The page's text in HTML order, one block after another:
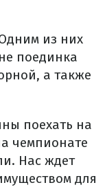
из них
поединка
а также
поехать на
чемпионате
Нас ждет
для